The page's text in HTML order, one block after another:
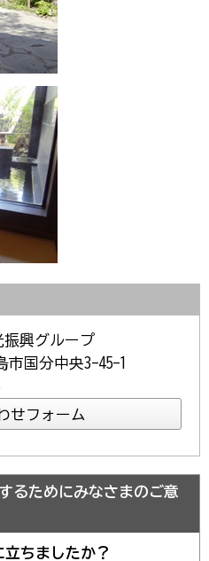
振興グループ
市国分中央3-45-1
るためにみなさまのご意
ちましたか？